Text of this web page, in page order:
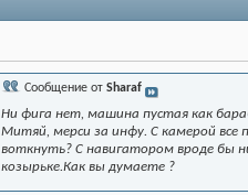
Сообщение от Sharaf
Ни фига нет, машина пустая как
Митяй, мерси за инфу. С камерой все
воткнуть? С навигатором вроде бы
козырьке.Как вы думаете ?